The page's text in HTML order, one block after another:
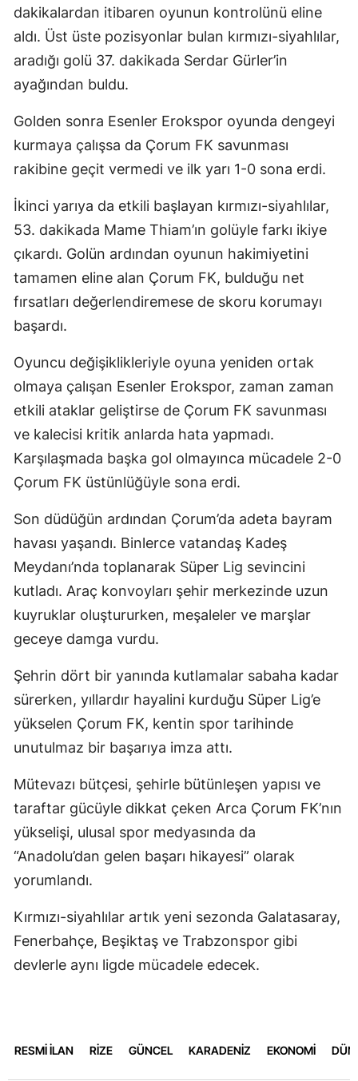
dakikalardan itibaren oyunun kontrolünü eline
aldı. Üst üste pozisyonlar bulan kırmızı-siyahlılar,
aradığı golü 37. dakikada Serdar Gürler’in
ayağından buldu.
Golden sonra Esenler Erokspor oyunda dengeyi
kurmaya çalışsa da Çorum FK savunması
rakibine geçit vermedi ve ilk yarı 1-0 sona erdi.
İkinci yarıya da etkili başlayan kırmızı-siyahlılar,
53. dakikada Mame Thiam’ın golüyle farkı ikiye
çıkardı. Golün ardından oyunun hakimiyetini
tamamen eline alan Çorum FK, bulduğu net
fırsatları değerlendiremese de skoru korumayı
başardı.
Oyuncu değişiklikleriyle oyuna yeniden ortak
olmaya çalışan Esenler Erokspor, zaman zaman
etkili ataklar geliştirse de Çorum FK savunması
ve kalecisi kritik anlarda hata yapmadı.
Karşılaşmada başka gol olmayınca mücadele 2-0
Çorum FK üstünlüğüyle sona erdi.
Son düdüğün ardından Çorum’da adeta bayram
havası yaşandı. Binlerce vatandaş Kadeş
Meydanı’nda toplanarak Süper Lig sevincini
kutladı. Araç konvoyları şehir merkezinde uzun
kuyruklar oluştururken, meşaleler ve marşlar
geceye damga vurdu.
Şehrin dört bir yanında kutlamalar sabaha kadar
sürerken, yıllardır hayalini kurduğu Süper Lig’e
yükselen Çorum FK, kentin spor tarihinde
unutulmaz bir başarıya imza attı.
Mütevazı bütçesi, şehirle bütünleşen yapısı ve
taraftar gücüyle dikkat çeken Arca Çorum FK’nın
yükselişi, ulusal spor medyasında da
“Anadolu’dan gelen başarı hikayesi” olarak
yorumlandı.
Kırmızı-siyahlılar artık yeni sezonda Galatasaray,
Fenerbahçe, Beşiktaş ve Trabzonspor gibi
devlerle aynı ligde mücadele edecek.
RESMİ İLAN RİZE GÜNCEL KARADENİZ EKONOMİ